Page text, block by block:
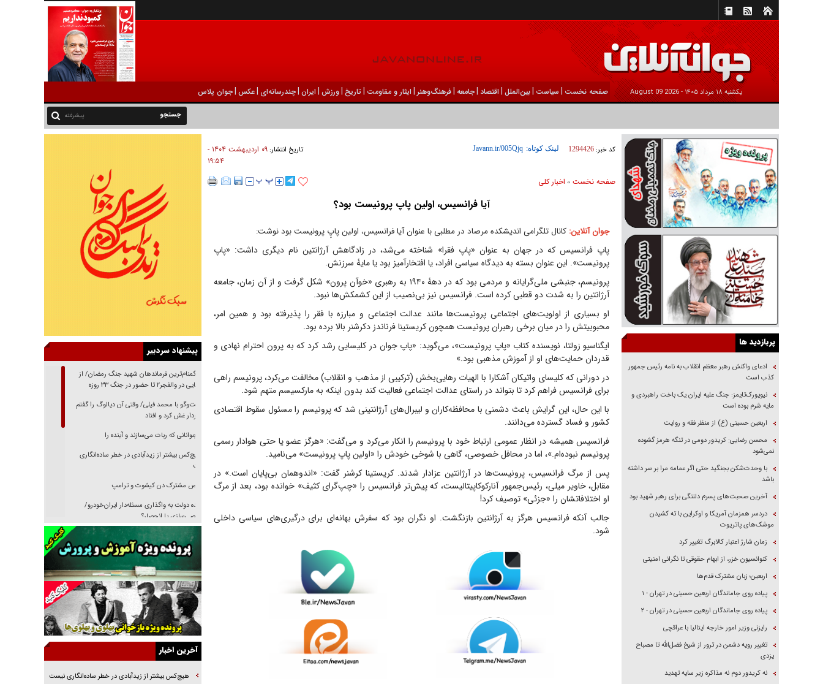
يکشنبه ۱۸ مرداد ۱۴۰۵ - 2026 August 09 صفحه نخست | سیاست |بين‌الملل | اقتصاد |جامعه |فرهنگ‌و‌هنر | ایثار و مقاومت |تاریخ |ورزش | ايران |چندرسانه‌ای |عکس |جوان پلاس
پیشرفته
کد خبر: 1294426 لینک کوتاه: تاریخ انتشار:
۰۹ ارديبهشت ۱۴۰۴ -
۱۹:۵۴
صفحه نخست» اخبار كلی
آیا فرانسیس، اولین پاپ پرونیست بود؟
جوان آنلاین: کانال تلگرامی اندیشکده مرصاد در مطلبی با عنوان آیا فرانسیس، اولین پاپِ پرونیست بود نوشت:
پاپ فرانسیس که در جهان به عنوان «پاپ فقرا» شناخته می‌شد، در زادگاهش آرژانتین نام دیگری داشت: «پاپ
پرونیست». این عنوان بسته به دیدگاه سیاسی افراد، یا افتخارآمیز بود یا مایهٔ سرزنش.
پرونیسم، جنبشی ملی‌گرایانه و مردمی بود که در دههٔ ۱۹۴۰ به رهبری «خوآن پرون» شکل گرفت و از آن زمان، جامعه
آرژانتین را به شدت دو قطبی کرده است. فرانسیس نیز بی‌نصیب از این کشمکش‌ها نبود.
او بسیاری از اولویت‌های اجتماعی پرونیست‌ها مانند عدالت اجتماعی و مبارزه با فقر را پذیرفته بود و همین امر،
محبوبیتش را در میان برخی رهبران پرونیست همچون کریستینا فرناندز دکرشنر بالا برده بود.
ایگناسیو زولتا، نویسنده کتاب «پاپ پرونیست»، می‌گوید: «پاپ جوان در کلیسایی رشد کرد که به پرون احترام نهادی و
قدردان حمایت‌های او از آموزش مذهبی بود.»
در دورانی که کلیسای واتیکان آشکارا با الهیات رهایی‌بخش (ترکیبی از مذهب و انقلاب) مخالفت می‌کرد، پرونیسم راهی
برای فرانسیس فراهم کرد تا بتواند در راستای عدالت اجتماعی فعالیت کند بدون اینکه به مارکسیسم متهم شود.
با این حال، این گرایش باعث دشمنی با محافظه‌کاران و لیبرال‌های آرژانتینی شد که پرونیسم را مسئول سقوط اقتصادی
کشور و فساد گسترده می‌دانند.
فرانسیس همیشه در انظار عمومی ارتباط خود با پرونیسم را انکار می‌کرد و می‌گفت: «هرگز عضو یا حتی هوادار رسمی
پرونیسم نبوده‌ام.»، اما در محافل خصوصی، گاهی با شوخی خودش را «اولین پاپ پرونیست» می‌نامید.
پس از مرگ فرانسیس، پرونیست‌ها در آرژانتین عزادار شدند. کریستینا کرشنر گفت: «اندوهمان بی‌پایان است.» در
مقابل، خاویر میلی، رئیس‌جمهور آنارکوکاپیتالیست، که پیش‌تر فرانسیس را «چپ‌گرای کثیف» خوانده بود، بعد از مرگ
او اختلافاتشان را «جزئی» توصیف کرد!
جالب آنکه فرانسیس هرگز به آرژانتین بازنگشت. او نگران بود که سفرش بهانه‌ای برای درگیری‌های سیاسی داخلی
شود.
پربازدید ها
ادعای واکنش رهبر معظم انقلاب به نامه رئیس جمهور
کذب است
نیویورک‌تایمز: جنگ علیه ایران یک باخت راهبردی و
مایه شرم بوده است
اربعین حسینی (ع) از منظر فقه و روایت
محسن رضایی: کریدور دومی در تنگه هرمز گشوده
نمی‌شود
با وحدت‌شکن بجنگید حتی اگر عمامه مرا بر سر داشته
باشد
آخرین صحبت‌های پسرم دلتنگی برای رهبر شهید بود
دردسر همزمان آمریکا و اوکراین با ته کشیدن
موشک‌های پاتریوت
زمان شارژ اعتبار کالابرگ تغییر کرد
کنوانسیون خزر، از ابهام حقوقی تا نگرانی امنیتی
اربعین؛ زبان مشترک قدم‌ها
پیاده روی جاماندگان اربعین حسینی در تهران - ۱
پیاده روی جاماندگان اربعین حسینی در تهران - ۲
رایزنی وزیر امور خارجه ایتالیا با عراقچی
تغییر رویه دشمن در ترور از شیخ فضل‌الله تا مصباح
یزدی
نه کریدور دوم نه مذاکره زیر سایه تهدید
پیشنهاد سردبیر
از گمنام‌ترین فرماندهان شهید جنگ رمضان/ از
شناسایی در والفجر۲ تا حضور در جنگ ۳۳ روزه
گفت‌وگو با محمد فیلی/ وقتی آن دیالوگ را گفتم
فیلمبردار غش کرد و افتاد
نوجوانانی که ربات می‌سازند و آینده را
هیچ‌کس بیشتر از زیدآبادی در خطر ساده‌انگاری
نیست
رقص مشترک دن کیشوت و ترامپ
دنده دولت به واگذاری مسئله‌دار ایران‌خودرو/
خصوصی‌سازی یا انحصار؟
غریزه‌ی بقا و آقای باقی و رفقا
جراحی‌های زیبایی با مدرک فوق‌دیپلم! + گفت‌وگو
با متهم
گفت‌وگو با همسر یکی از شهدای جنگ رمضان/
پیکر بی‌سر شهید را از انگشت‌های پا شناسایی کردیم
نسلی که آنلاین الگو می‌گیرد
گفت‌وگو با آیت‌الله جاودان/ جفای مخالفان مکانت
معنوی رهبر شهید را ارتقا می‌داد
آخرین اخبار
هیچ‌کس بیشتر از زیدآبادی در خطر ساده‌انگاری نیست